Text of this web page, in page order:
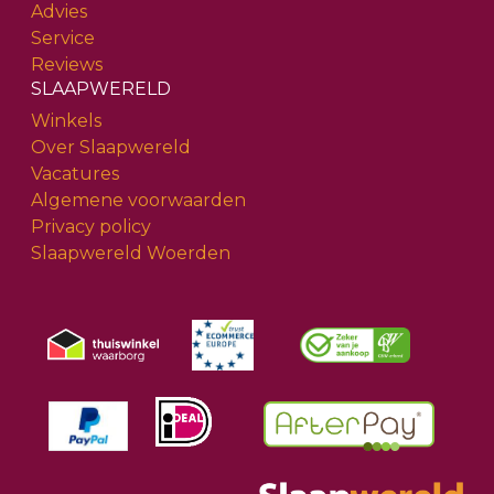
Advies
Service
Reviews
SLAAPWERELD
Winkels
Over Slaapwereld
Vacatures
Algemene voorwaarden
Privacy policy
Slaapwereld Woerden